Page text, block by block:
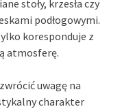
stoły, krzesła czy
podłogowymi.
koresponduje z
atmosferę.
uwagę na
charakter